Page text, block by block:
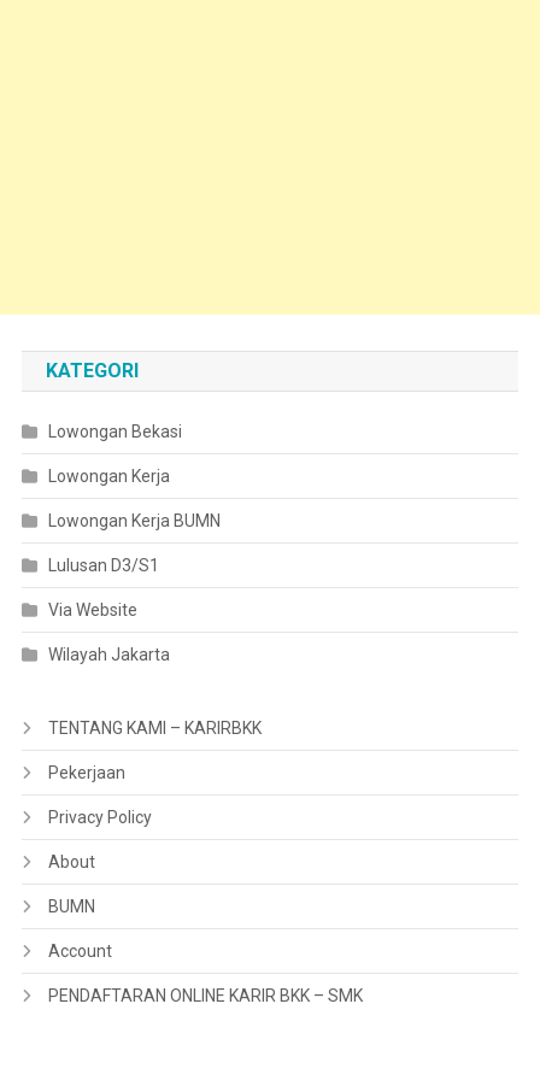
KATEGORI
Lowongan Bekasi
Lowongan Kerja
Lowongan Kerja BUMN
Lulusan D3/S1
Via Website
Wilayah Jakarta
TENTANG KAMI – KARIRBKK
Pekerjaan
Privacy Policy
About
BUMN
Account
PENDAFTARAN ONLINE KARIR BKK – SMK